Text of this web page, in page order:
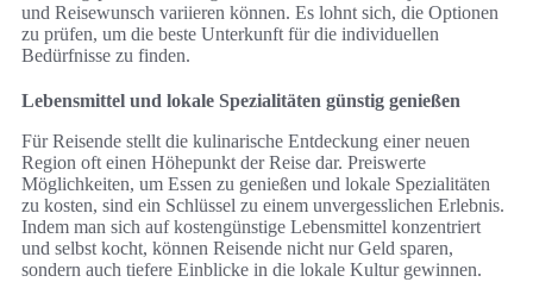
und Reisewunsch variieren können. Es lohnt sich, die Optionen
zu prüfen, um die beste Unterkunft für die individuellen
Bedürfnisse zu finden.
Lebensmittel und lokale Spezialitäten günstig genießen
Für Reisende stellt die kulinarische Entdeckung einer neuen
Region oft einen Höhepunkt der Reise dar. Preiswerte
Möglichkeiten, um Essen zu genießen und lokale Spezialitäten
zu kosten, sind ein Schlüssel zu einem unvergesslichen Erlebnis.
Indem man sich auf kostengünstige Lebensmittel konzentriert
und selbst kocht, können Reisende nicht nur Geld sparen,
sondern auch tiefere Einblicke in die lokale Kultur gewinnen.